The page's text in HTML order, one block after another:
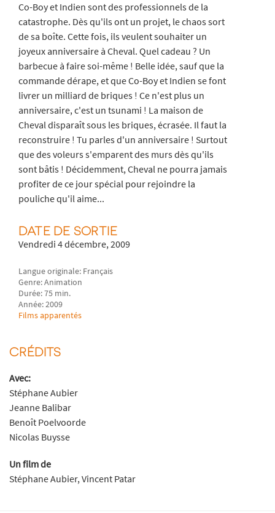
Co-Boy et Indien sont des professionnels de la
catastrophe. Dès qu'ils ont un projet, le chaos sort
de sa boîte. Cette fois, ils veulent souhaiter un
joyeux anniversaire à Cheval. Quel cadeau ? Un
barbecue à faire soi-même ! Belle idée, sauf que la
commande dérape, et que Co-Boy et Indien se font
livrer un milliard de briques ! Ce n'est plus un
anniversaire, c'est un tsunami ! La maison de
Cheval disparaît sous les briques, écrasée. Il faut la
reconstruire ! Tu parles d'un anniversaire ! Surtout
que des voleurs s'emparent des murs dès qu'ils
sont bâtis ! Décidemment, Cheval ne pourra jamais
profiter de ce jour spécial pour rejoindre la
pouliche qu'il aime...
DATE DE SORTIE
Vendredi 4 décembre, 2009
Langue originale: Français
Genre: Animation
Durée: 75 min.
Année: 2009
Films apparentés
CRÉDITS
Avec:
Stéphane Aubier
Jeanne Balibar
Benoît Poelvoorde
Nicolas Buysse
Un film de
Stéphane Aubier, Vincent Patar